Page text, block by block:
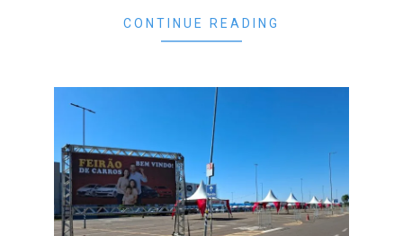
CONTINUE READING